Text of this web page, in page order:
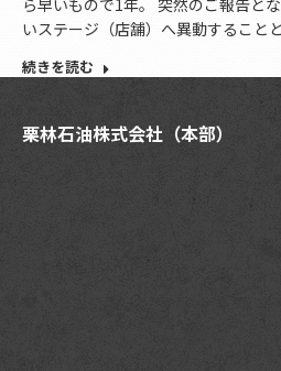
いステージ（店舗）へ異動すること
続きを読む
栗林石油株式会社（本部）